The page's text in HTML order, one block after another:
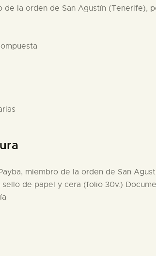
de la orden de San Agustín (Tenerife),
miembro de la orden de San
de papel y cera (folio 30v.)